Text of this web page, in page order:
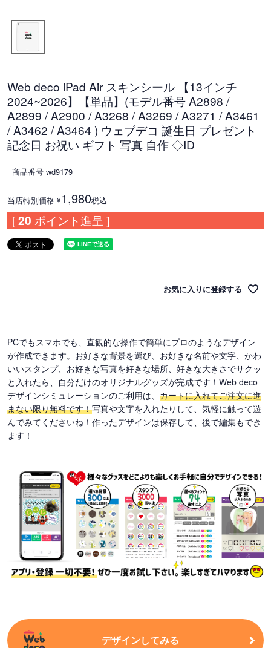
Web deco iPad Air スキンシール 【13インチ
2024~2026】【単品】(モデル番号 A2898 /
A2899 / A2900 / A3268 / A3269 / A3271 / A3461
/ A3462 / A3464 ) ウェブデコ 誕生日 プレゼント
記念日 お祝い ギフト 写真 自作 ◇ID
商品番号 wd9179
当店特別価格 ¥1,980税込
[20 ポイント進呈 ]
お気に入りに登録する
PCでもスマホでも、直観的な操作で簡単にプロのようなデザイン
が作成できます。お好きな背景を選び、お好きな名前や文字、かわ
いいスタンプ、お好きな写真を好きな場所、好きな大きさでサクッ
と入れたら、自分だけのオリジナルグッズが完成です！Web deco
デザインシミュレーションのご利用は、 カートに入れてご注文に進
まない限り無料です！写真や文字を入れたりして、気軽に触って遊
んでみてくださいね！作ったデザインは保存して、後で編集もでき
ます！
デザインしてみる